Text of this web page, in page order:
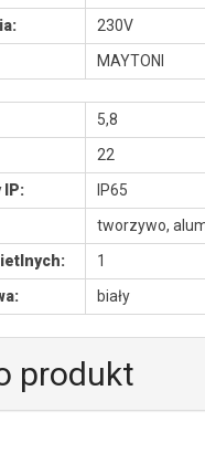
230V
MAYTONI
5,8
22
IP:
IP65
tworzywo,
1
biały
produkt